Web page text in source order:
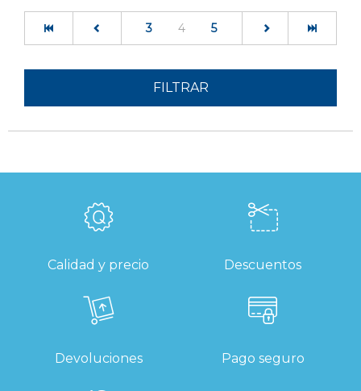
3 4(current)
5
FILTRAR
Calidad y precio Descuentos
Devoluciones Pago seguro